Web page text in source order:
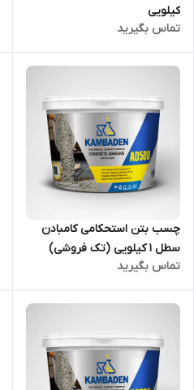
کیلویی
تماس بگیرید
چسب بتن استحکامی کامبادن
سطل 1 کیلویی (تک فروشی)
تماس بگیرید